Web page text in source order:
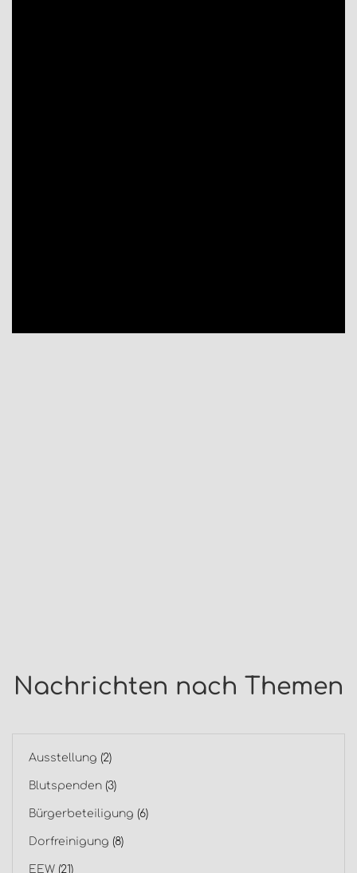
Nachrichten nach Themen
Ausstellung (2)
Blutspenden (3)
Bürgerbeteiligung (6)
Dorfreinigung (8)
EEW (21)